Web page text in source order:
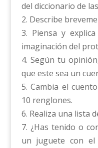
del diccionario de
2. Describe
3. Piensa y
imaginación del
4. Según tu
que este sea un
5. Cambia el
10 renglones.
6. Realiza una lista
7. ¿Has tenido o
un juguete con